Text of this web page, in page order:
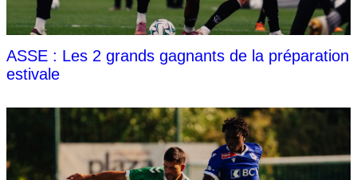
ASSE : Les 2 grands gagnants de la préparation
estivale